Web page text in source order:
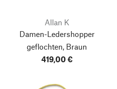
Allan K
Damen-Ledershopper
geflochten, Braun
419,00 €